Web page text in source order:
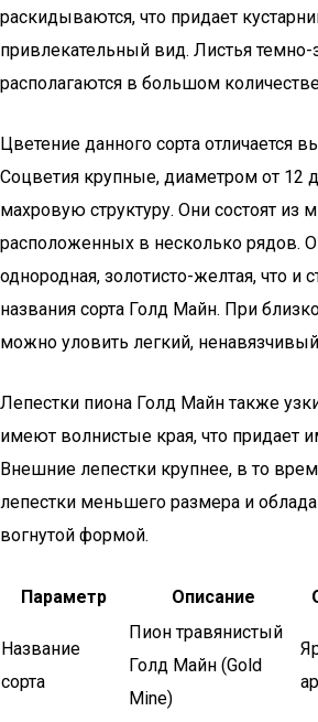
раскидываются, что придает
привлекательный вид. Листья
располагаются в большом
Цветение данного сорта отличается
Соцветия крупные, диаметром от 12
махровую структуру. Они состоят из
расположенных в несколько рядов.
однородная, золотисто-желтая, что и
названия сорта Голд Майн. При
можно уловить легкий,
Лепестки пиона Голд Майн также
имеют волнистые края, что придает
Внешние лепестки крупнее, в то
лепестки меньшего размера и
вогнутой формой.
Параметр Описание
Название
сорта
Пион травянистый
Голд Майн (Gold
Mine)